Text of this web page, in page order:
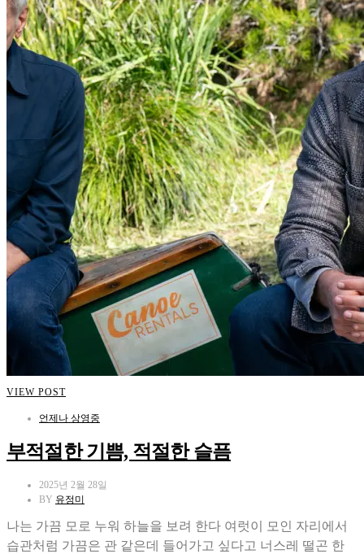
VIEW POST
언제나 상영중
부적절한 기쁨, 적절한 슬픔
2025년 2월 28일
BY 유정미
나는 가끔 모로 누워 하늘을 보려 한다 여럿이 모인 자리에서
습관처럼 가끔은 관 같은데 들어가고 싶다고 너스레 떨곤 한